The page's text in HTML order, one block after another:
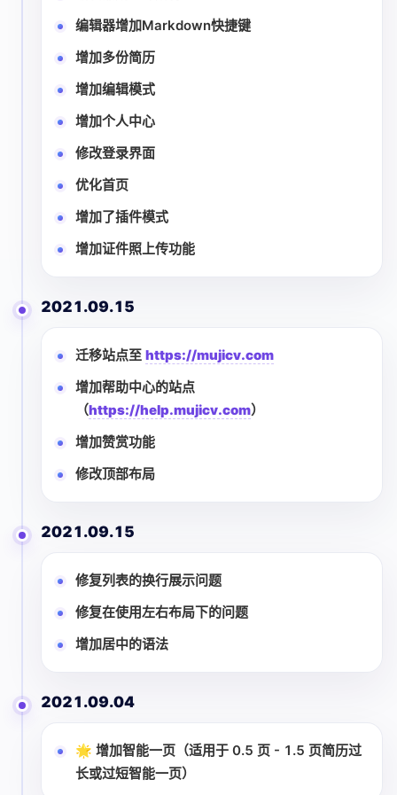
编辑器增加Markdown快捷键
增加多份简历
增加编辑模式
增加个人中心
修改登录界面
优化首页
增加了插件模式
增加证件照上传功能
2021.09.15
迁移站点至 https://mujicv.com
增加帮助中心的站点
（https://help.mujicv.com）
增加赞赏功能
修改顶部布局
2021.09.15
修复列表的换行展示问题
修复在使用左右布局下的问题
增加居中的语法
2021.09.04
🌟 增加智能一页（适用于 0.5 页 - 1.5 页简历过
长或过短智能一页）